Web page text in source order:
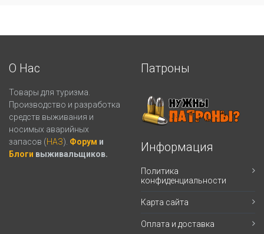
О Нас
Товары для туризма.
Производство и разработка
средств выживания и
носимых аварийных
запасов (НАЗ). Форум и
Блоги выживальщиков.
Патроны
Информация
Политика
конфиденциальности
Карта сайта
Оплата и доставка